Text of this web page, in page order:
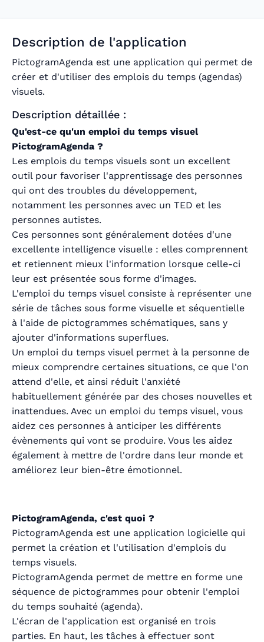
Description de l'application
PictogramAgenda est une application qui permet de
créer et d'utiliser des emplois du temps (agendas)
visuels.
Description détaillée :
Qu'est-ce qu'un emploi du temps visuel
PictogramAgenda ?
Les emplois du temps visuels sont un excellent
outil pour favoriser l'apprentissage des personnes
qui ont des troubles du développement,
notamment les personnes avec un TED et les
personnes autistes.
Ces personnes sont généralement dotées d'une
excellente intelligence visuelle : elles comprennent
et retiennent mieux l'information lorsque celle-ci
leur est présentée sous forme d'images.
L'emploi du temps visuel consiste à représenter une
série de tâches sous forme visuelle et séquentielle
à l'aide de pictogrammes schématiques, sans y
ajouter d'informations superflues.
Un emploi du temps visuel permet à la personne de
mieux comprendre certaines situations, ce que l'on
attend d'elle, et ainsi réduit l'anxiété
habituellement générée par des choses nouvelles et
inattendues. Avec un emploi du temps visuel, vous
aidez ces personnes à anticiper les différents
évènements qui vont se produire. Vous les aidez
également à mettre de l'ordre dans leur monde et
améliorez leur bien-être émotionnel.
PictogramAgenda, c'est quoi ?
PictogramAgenda est une application logicielle qui
permet la création et l'utilisation d'emplois du
temps visuels.
PictogramAgenda permet de mettre en forme une
séquence de pictogrammes pour obtenir l'emploi
du temps souhaité (agenda).
L'écran de l'application est organisé en trois
parties. En haut, les tâches à effectuer sont